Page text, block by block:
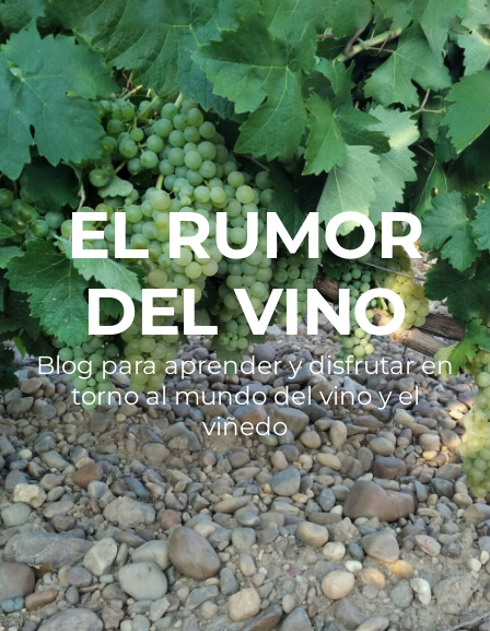
EL RUMOR
DEL VINO
Blog para aprender y disfrutar en
torno al mundo del vino y el
viñedo